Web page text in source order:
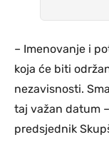
– Imenovanje i
koja će biti
nezavisnosti.
taj važan datum
predsjednik